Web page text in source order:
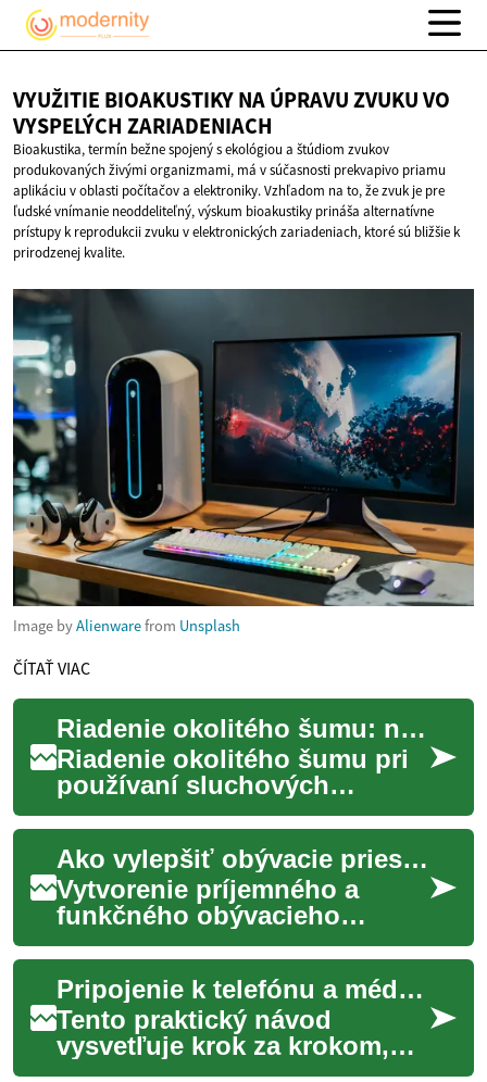
VYUŽITIE BIOAKUSTIKY NA ÚPRAVU ZVUKU VO
VYSPELÝCH ZARIADENIACH
Bioakustika, termín bežne spojený s ekológiou a štúdiom zvukov
produkovaných živými organizmami, má v súčasnosti prekvapivo priamu
aplikáciu v oblasti počítačov a elektroniky. Vzhľadom na to, že zvuk je pre
ľudské vnímanie neoddeliteľný, výskum bioakustiky prináša alternatívne
prístupy k reprodukcii zvuku v elektronických zariadeniach, ktoré sú bližšie k
prirodzenej kvalite.
Image byAlienwarefrom Unsplash
ČÍTAŤ VIAC
Riadenie okolitého šumu: nastavenia a každodenné návyky
Riadenie okolitého šumu pri
používaní sluchových
pomôcok kombinuje
technické nastavenia a
každodenné návyky
užívateľa...
Ako vylepšiť obývacie priestory
Vytvorenie príjemného a
funkčného obývacieho
priestoru je kľúčové pre
celkovú pohodu domova.
Efektívny dizajn dokáže ...
Pripojenie k telefónu a médiám: praktický návod na párovanie
Tento praktický návod
vysvetľuje krok za krokom,
ako spárovať slúchadlové